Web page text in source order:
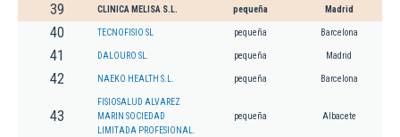
39 CLINICA MELISA S.L. pequeña Madrid
40 TECNOFISIO SL pequeña Barcelona
41 DALOURO SL. pequeña Madrid
42 NAEKO HEALTH S.L. pequeña Barcelona
43
FISIOSALUD ALVAREZ
MARIN SOCIEDAD
LIMITADA PROFESIONAL.
pequeña Albacete